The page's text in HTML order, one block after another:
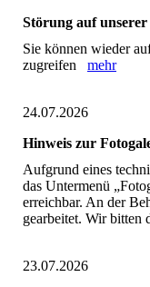
Störung auf unserer
Sie können wieder
zugreifen mehr
24.07.2026
Hinweis zur
Aufgrund eines
das Untermenü
erreichbar. An der
gearbeitet. Wir bitten
23.07.2026